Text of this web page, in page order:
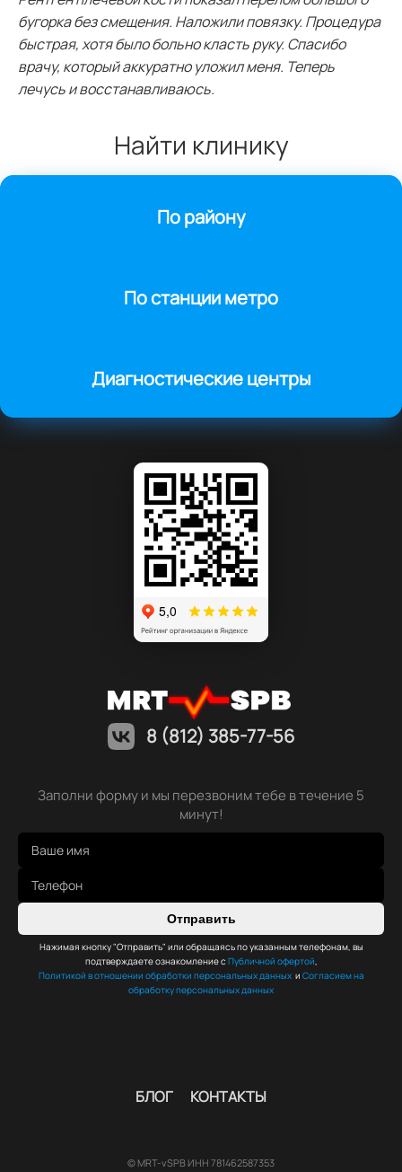
бугорка без смещения. Наложили повязку. Процедура
быстрая, хотя было больно класть руку. Спасибо
врачу, который аккуратно уложил меня. Теперь
лечусь и восстанавливаюсь.
Найти клинику
По району
По станции метро
Диагностические центры
8 (812) 385-77-56
Заполни форму и мы перезвоним тебе в течение 5
минут!
Отправить
Нажимая кнопку "Отправить" или обращаясь по указанным телефонам, вы
подтверждаете ознакомление с Публичной офертой,
Политикой в отношении обработки персональных данных и Согласием на
обработку персональных данных
БЛОГ КОНТАКТЫ
© MRT-vSPB ИНН 781462587353